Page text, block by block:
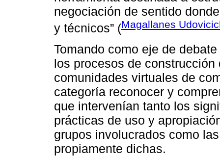
negociación de sentido
y técnicos” (Magallanes
Tomando como eje de
los procesos de
comunidades virtuales de
categoría reconocer y
que intervenían tanto los
prácticas de uso y
grupos involucrados como
propiamente dichas.